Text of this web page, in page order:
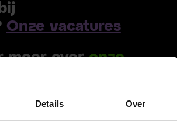
Details Over
Onze vacatures
meer overonze
47